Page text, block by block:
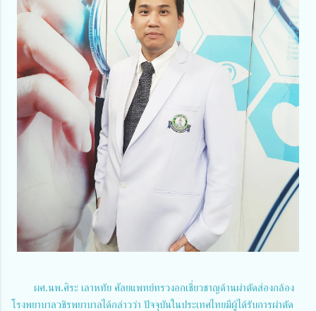
ผศ.นพ.ศิระ เลาหทัย ศัลยแพทย์ทรวงอกเชี่ยวชาญด้านผ่าตัดส่องกล้อง
โรงพยาบาลวชิรพยาบาลได้กล่าวว่า ปัจจุบันในประเทศไทยมีผู้ได้รับการผ่าตัด